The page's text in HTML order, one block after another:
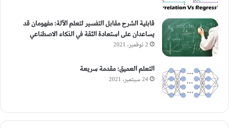
قابلية الشرح مقابل التفسير لتعلم الآلة: مفهومان قد
يساعدان على استعادة الثقة في الذكاء الاصطناعي
2 نوفمبر، 2021
التعلم العميق: مقدمة سريعة
24 سبتمبر، 2021